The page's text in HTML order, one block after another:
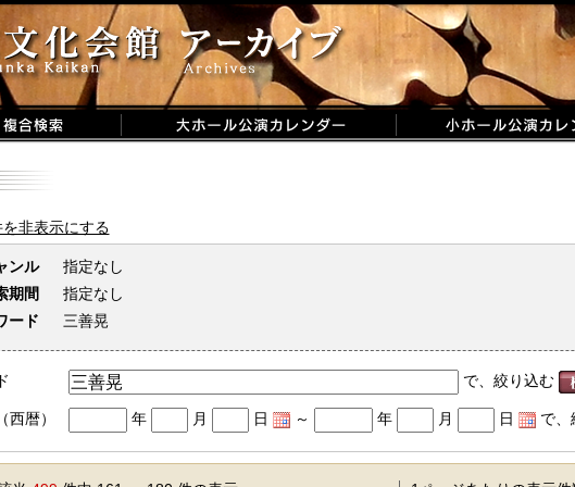
非表示にする
ンル
指定なし
期間
指定なし
ード
三善晃
で、絞り込む
西暦） 年 月 日 ～ 年 月 日 で